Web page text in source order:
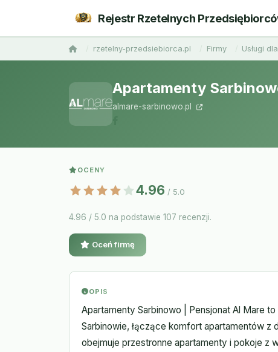
Rejestr Rzetelnych
rzetelny-przedsiebiorca.pl Firmy Usługi
Apartamenty
almare-sarbinowo.pl
OCENY
4.96 / 5.0
4.96 / 5.0 na podstawie 107 recenzji.
Oceń firmę
OPIS
Apartamenty Sarbinowo | Pensjonat Al Mare
Sarbinowie, łączące komfort apartamentów
obejmuje przestronne apartamenty i pokoje z